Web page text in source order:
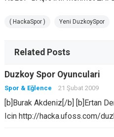
( HackaSpor ) Yeni DuzkoySpor
Related Posts
Duzkoy Spor Oyunculari
Spor & Eğlence 21 Şubat 2009
[b]Burak Akdeniz[/b] [b]Ertan
Icin http://hacka.ufoss.com/